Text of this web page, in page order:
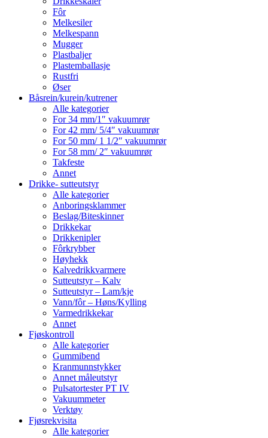
Fôr
Melkesiler
Melkespann
Mugger
Plastbaljer
Plastemballasje
Rustfri
Øser
Båsrein/kurein/kutrener
Alle kategorier
For 34 mm/1″ vakuumrør
For 42 mm/ 5/4″ vakuumrør
For 50 mm/ 1 1/2″ vakuumrør
For 58 mm/ 2″ vakuumrør
Takfeste
Annet
Drikke- sutteutstyr
Alle kategorier
Anboringsklammer
Beslag/Biteskinner
Drikkekar
Drikkenipler
Fôrkrybber
Høyhekk
Kalvedrikkvarmere
Sutteutstyr – Kalv
Sutteutstyr – Lam/kje
Vann/fôr – Høns/Kylling
Varmedrikkekar
Annet
Fjøskontroll
Alle kategorier
Gummibend
Kranmunnstykker
Annet måleutstyr
Pulsatortester PT IV
Vakuummeter
Verktøy
Fjøsrekvisita
Alle kategorier